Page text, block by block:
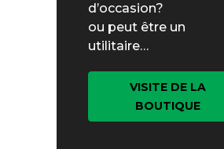
d’occasion?
ou peut être un
utilitaire…
VISITE DE LA
BOUTIQUE